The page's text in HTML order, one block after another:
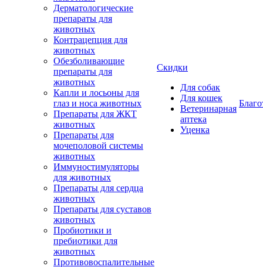
Дерматологические
препараты для
животных
Контрацепция для
животных
Обезболивающие
препараты для
животных
Капли и лосьоны для
глаз и носа животных
Препараты для ЖКТ
животных
Препараты для
мочеполовой системы
животных
Иммуностимуляторы
для животных
Препараты для сердца
животных
Препараты для суставов
животных
Пробиотики и
пребиотики для
животных
Противовоспалительные
Скидки
Для собак
Для кошек
Ветеринарная
аптека
Уценка